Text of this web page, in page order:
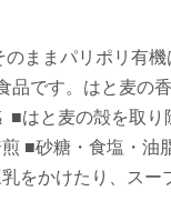
のままパリポリ有
品です。はと麦の
■はと麦の殻を取り
■砂糖・食塩・油
をかけたり、スー